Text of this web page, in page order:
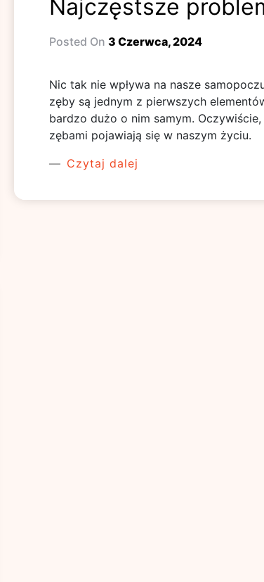
Najczęstsze
Posted On 3 Czerwca, 2024
Nic tak nie wpływa na nasze
zęby są jednym z pierwszych
bardzo dużo o nim samym.
zębami pojawiają się w naszym życiu.
Czytaj dalej